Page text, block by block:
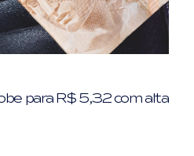
para R$ 5,32 com alta